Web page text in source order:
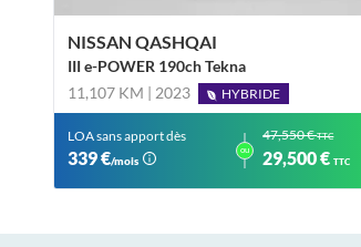
NISSAN QASHQAI
III e-POWER 190ch Tekna
11,107 KM | 2023
HYBRIDE
LOA sans apport dès
339 €/mois
ou
47,550 €TTC
29,500 €TTC